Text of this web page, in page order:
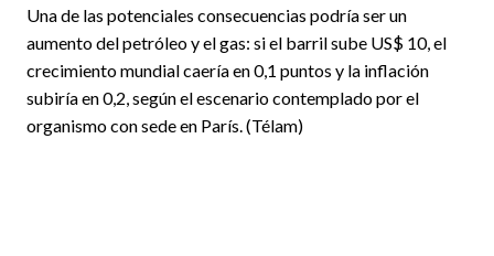
Una de las potenciales consecuencias podría ser un
aumento del petróleo y el gas: si el barril sube US$ 10, el
crecimiento mundial caería en 0,1 puntos y la inflación
subiría en 0,2, según el escenario contemplado por el
organismo con sede en París. (Télam)